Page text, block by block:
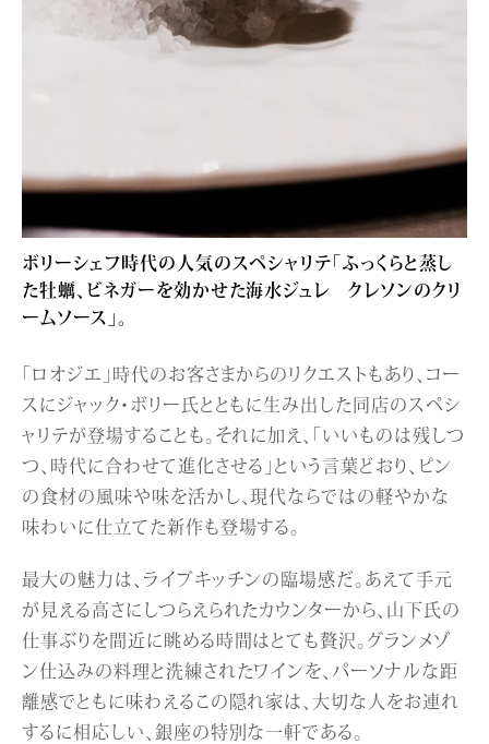
ボリーシェフ時代の人気のスペシャリテ「ふっくらと蒸し
た牡蠣、ビネガーを効かせた海水ジュレ クレソンのクリ
ームソース」。
「ロオジエ」時代のお客さまからのリクエストもあり、コー
スにジャック・ボリー氏とともに生み出した同店のスペシ
ャリテが登場することも。それに加え、「いいものは残しつ
つ、時代に合わせて進化させる」という言葉どおり、ピン
の食材の風味や味を活かし、現代ならではの軽やかな
味わいに仕立てた新作も登場する。
最大の魅力は、ライブキッチンの臨場感だ。あえて手元
が見える高さにしつらえられたカウンターから、山下氏の
仕事ぶりを間近に眺める時間はとても贅沢。グランメゾ
ン仕込みの料理と洗練されたワインを、パーソナルな距
離感でともに味わえるこの隠れ家は、大切な人をお連れ
するに相応しい、銀座の特別な一軒である。